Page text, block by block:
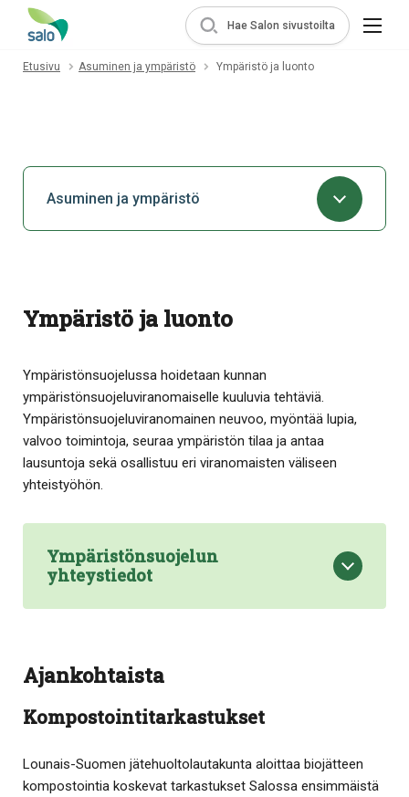
Hae Salon sivustoilta
Etusivu Asuminen ja ympäristö Ympäristö ja luonto
Asuminen ja ympäristö
Ympäristö ja luonto
Ympäristönsuojelussa hoidetaan kunnan
ympäristönsuojeluviranomaiselle kuuluvia tehtäviä.
Ympäristönsuojeluviranomainen neuvoo, myöntää lupia,
valvoo toimintoja, seuraa ympäristön tilaa ja antaa
lausuntoja sekä osallistuu eri viranomaisten väliseen
yhteistyöhön.
Ympäristönsuojelun
yhteystiedot
Ajankohtaista
Kompostointitarkastukset
Lounais-Suomen jätehuoltolautakunta aloittaa biojätteen
kompostointia koskevat tarkastukset Salossa ensimmäistä